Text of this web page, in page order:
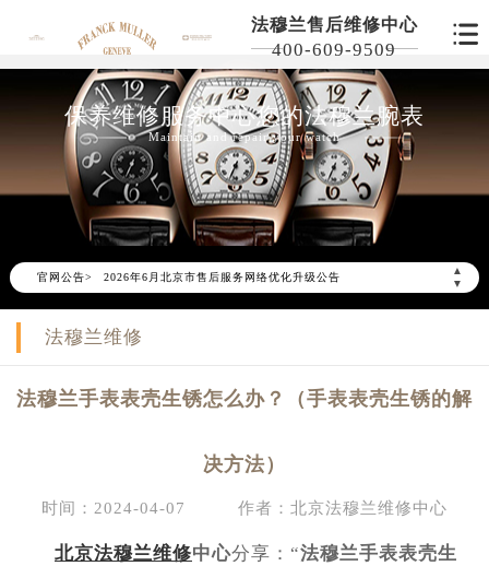
法穆兰售后维修中心
400-609-9509
保养维修服务中心您的法穆兰腕表
Maintain and repair your watch
官网公告>
▲
▼
2026年6月北京市售后服务网络优化升级公告
2026年6月北京市官方售后客户服务热线：
2026年6月售后服务中心最新网点地址：
北京市朝阳区建国门外大街甲6号华熙国际中心写字楼D座11层1102室（需提前预约）
法穆兰维修
法穆兰手表表壳生锈怎么办？（手表表壳生锈的解
决方法）
时间：2024-04-07 作者：北京法穆兰维修中心
北京法穆兰维修中心分享：“法穆兰手表表壳生